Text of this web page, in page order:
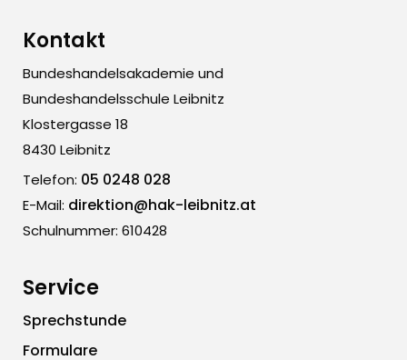
Kontakt
Bundeshandelsakademie und
Bundeshandelsschule Leibnitz
Klostergasse 18
8430 Leibnitz
Telefon: 05 0248 028
E-Mail: direktion@hak-leibnitz.at
Schulnummer: 610428
Service
Sprechstunde
Formulare